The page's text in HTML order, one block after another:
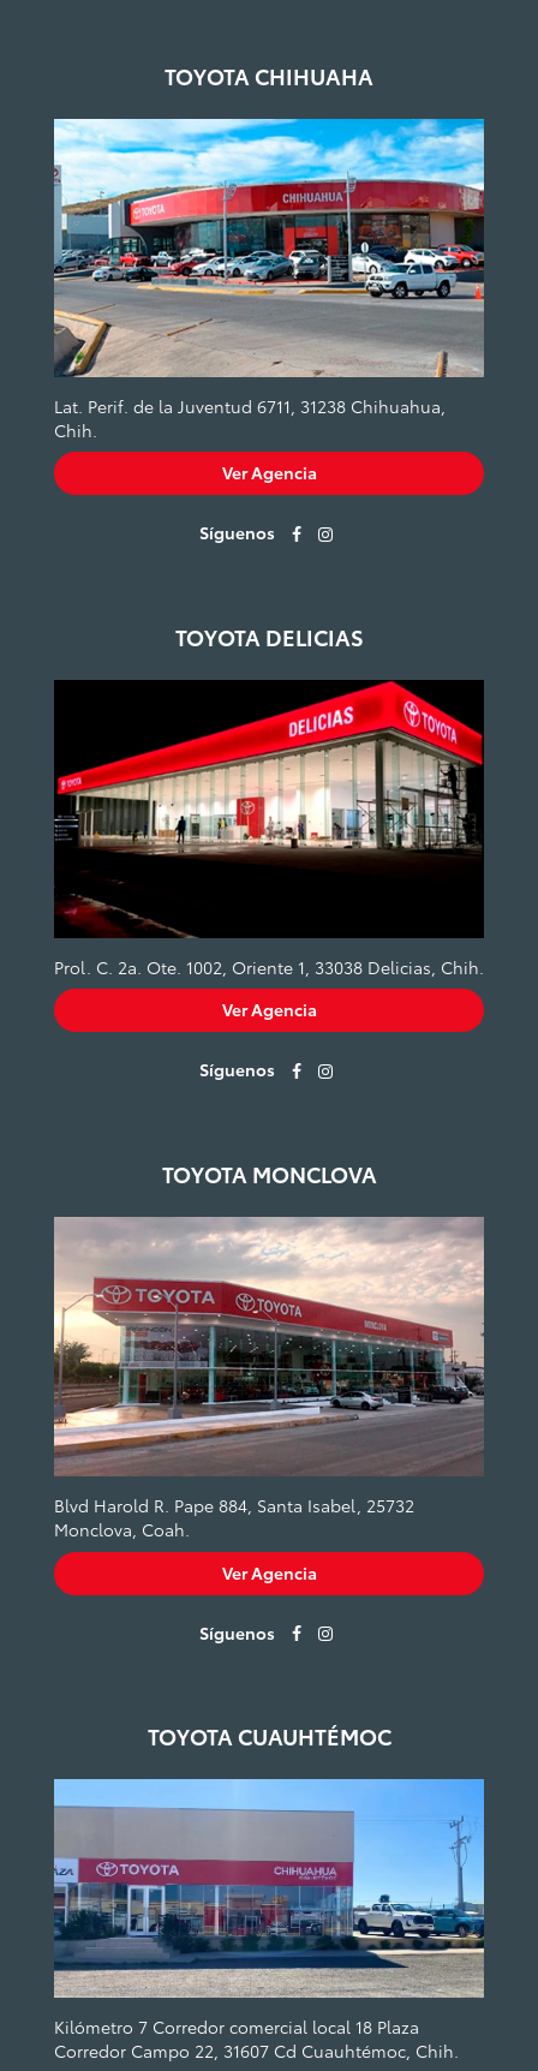
TOYOTA CHIHUAHA
Lat. Perif. de la Juventud 6711, 31238 Chihuahua,
Chih.
Ver Agencia
Síguenos
TOYOTA DELICIAS
Prol. C. 2a. Ote. 1002, Oriente 1, 33038 Delicias, Chih.
Ver Agencia
Síguenos
TOYOTA MONCLOVA
Blvd Harold R. Pape 884, Santa Isabel, 25732
Monclova, Coah.
Ver Agencia
Síguenos
TOYOTA CUAUHTÉMOC
Kilómetro 7 Corredor comercial local 18 Plaza
Corredor Campo 22, 31607 Cd Cuauhtémoc, Chih.